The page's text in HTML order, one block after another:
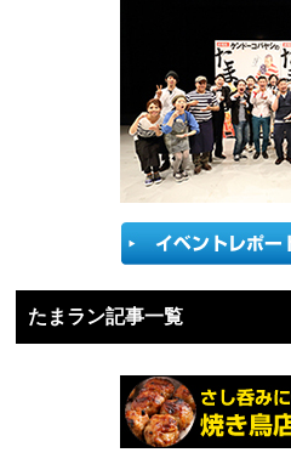
たまラン記事一覧